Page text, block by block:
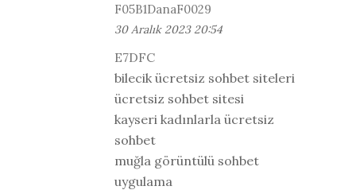
F05B1DanaF0029
30 Aralık 2023 20:54
E7DFC
bilecik ücretsiz sohbet siteleri
ücretsiz sohbet sitesi
kayseri kadınlarla ücretsiz
sohbet
muğla görüntülü sohbet
uygulama